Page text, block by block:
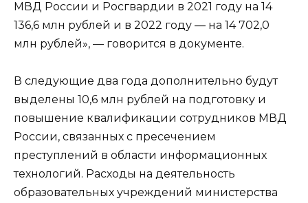
МВД России и Росгвардии в 2021 году на 14
136,6 млн рублей и в 2022 году — на 14 702,0
млн рублей», — говорится в документе.
В следующие два года дополнительно будут
выделены 10,6 млн рублей на подготовку и
повышение квалификации сотрудников МВД
России, связанных с пресечением
преступлений в области информационных
технологий. Расходы на деятельность
образовательных учреждений министерства